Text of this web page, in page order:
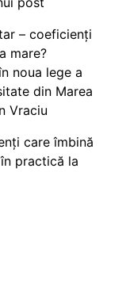
– coeficienți
mare?
noua lege a
din Marea
Vraciu
care îmbină
practică la